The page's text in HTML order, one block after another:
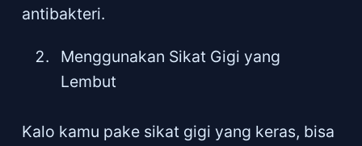
antibakteri.
Menggunakan Sikat Gigi yang
Lembut
Kalo kamu pake sikat gigi yang keras, bisa